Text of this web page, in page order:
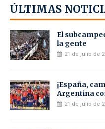
ÚLTIMAS
El
la gente
21 de julio de
¡España,
Argentina
21 de julio de